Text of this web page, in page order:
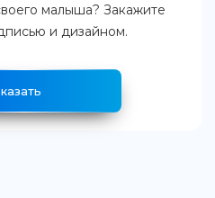
малыша? Закажите
и дизайном.